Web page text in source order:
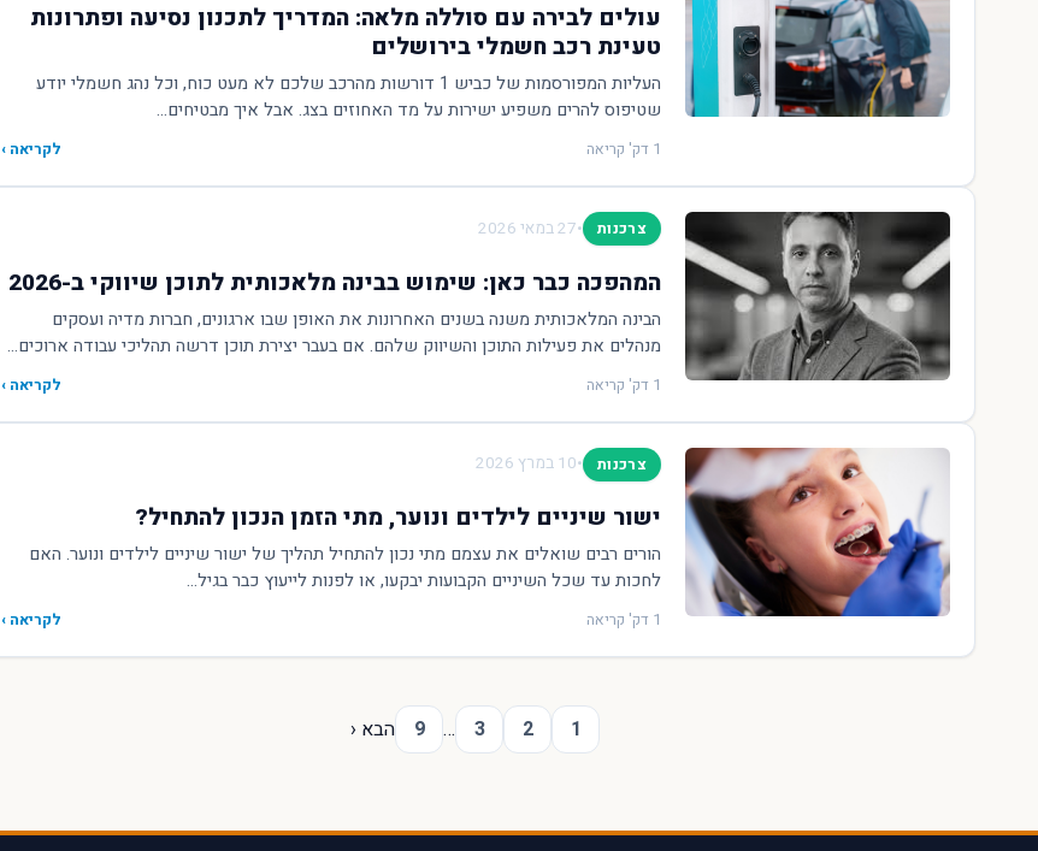
עולים לבירה עם סוללה מלאה: המדריך לתכנון נסיעה ופתרונות
טעינת רכב חשמלי בירושלים
העליות המפורסמות של כביש 1 דורשות מהרכב שלכם לא מעט כוח, וכל נהג חשמלי יודע
שטיפוס להרים משפיע ישירות על מד האחוזים בצג. אבל איך מבטיחים...
1 דק' קריאה לקריאה ›
צרכנות •27 במאי 2026
המהפכה כבר כאן: שימוש בבינה מלאכותית לתוכן שיווקי ב-2026
הבינה המלאכותית משנה בשנים האחרונות את האופן שבו ארגונים, חברות מדיה ועסקים
מנהלים את פעילות התוכן והשיווק שלהם. אם בעבר יצירת תוכן דרשה תהליכי עבודה ארוכים...
1 דק' קריאה לקריאה ›
צרכנות •10 במרץ 2026
ישור שיניים לילדים ונוער, מתי הזמן הנכון להתחיל?
הורים רבים שואלים את עצמם מתי נכון להתחיל תהליך של ישור שיניים לילדים ונוער. האם
לחכות עד שכל השיניים הקבועות יבקעו, או לפנות לייעוץ כבר בגיל...
1 דק' קריאה לקריאה ›
1
2
3
…
9 הבא ‹